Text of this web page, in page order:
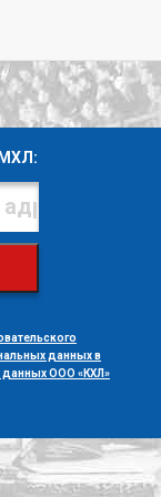
МХЛ:
данных в
данных ООО «КХЛ»